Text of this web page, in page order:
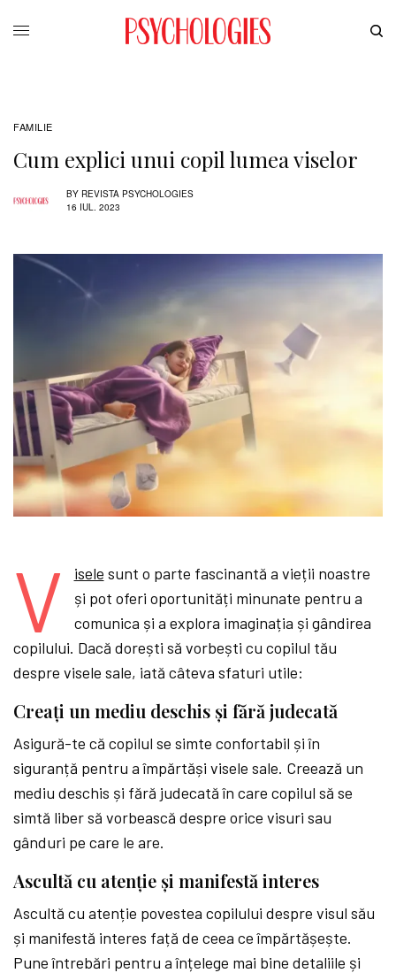
FAMILIE
Cum explici unui copil lumea viselor
BY REVISTA PSYCHOLOGIES
16 IUL. 2023
V isele sunt o parte fascinantă a vieții noastre
și pot oferi oportunități minunate pentru a
comunica și a explora imaginația și gândirea
copilului. Dacă dorești să vorbești cu copilul tău
despre visele sale, iată câteva sfaturi utile:
Creați un mediu deschis și fără judecată
Asigură-te că copilul se simte confortabil și în
siguranță pentru a împărtăși visele sale. Creează un
mediu deschis și fără judecată în care copilul să se
simtă liber să vorbească despre orice visuri sau
gânduri pe care le are.
Ascultă cu atenție și manifestă interes
Ascultă cu atenție povestea copilului despre visul său
și manifestă interes față de ceea ce împărtășește.
Pune întrebări pentru a înțelege mai bine detaliile și